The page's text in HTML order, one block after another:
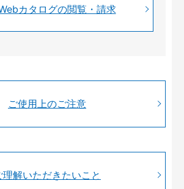
カタログの閲覧・請求
ご使用上のご注意
理解いただきたいこと